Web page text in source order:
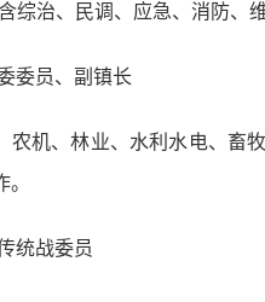
综治、民调、应急、消防、
委员、副镇长
农机、林业、水利水电、畜
统战委员